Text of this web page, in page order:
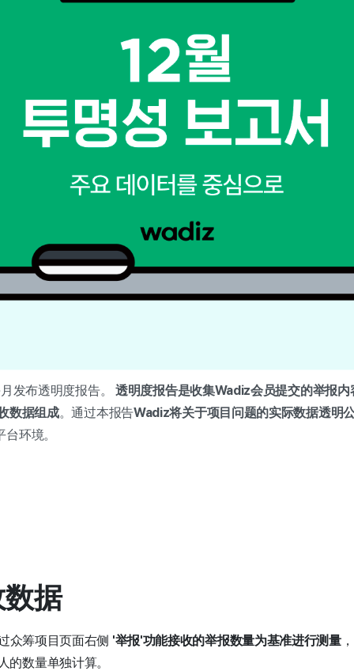
发布透明度报告。 透明度报告是收集Wadiz会员提交的举报
数据组成。通过本报告Wadiz将关于项目问题的实际数据透明
环境。
数据
众筹项目页面右侧 '举报'功能接收的举报数量为基准进行测量
的数量单独计算。